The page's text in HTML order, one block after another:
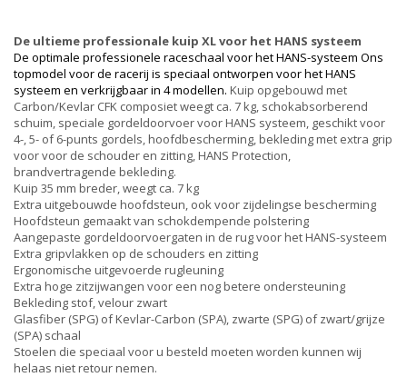
De ultieme professionale kuip XL voor het HANS systeem
De optimale professionele raceschaal voor het HANS-systeem Ons
topmodel voor de racerij is speciaal ontworpen voor het HANS
systeem en verkrijgbaar in 4 modellen. Kuip opgebouwd met
Carbon/Kevlar CFK composiet weegt ca. 7 kg, schokabsorberend
schuim, speciale gordeldoorvoer voor HANS systeem, geschikt voor
4-, 5- of 6-punts gordels, hoofdbescherming, bekleding met extra grip
voor voor de schouder en zitting, HANS Protection,
brandvertragende bekleding.
Kuip 35 mm breder, weegt ca. 7 kg
Extra uitgebouwde hoofdsteun, ook voor zijdelingse bescherming
Hoofdsteun gemaakt van schokdempende polstering
Aangepaste gordeldoorvoergaten in de rug voor het HANS-systeem
Extra gripvlakken op de schouders en zitting
Ergonomische uitgevoerde rugleuning
Extra hoge zitzijwangen voor een nog betere ondersteuning
Bekleding stof, velour zwart
Glasfiber (SPG) of Kevlar-Carbon (SPA), zwarte (SPG) of zwart/grijze
(SPA) schaal
Stoelen die speciaal voor u besteld moeten worden kunnen wij
helaas niet retour nemen.